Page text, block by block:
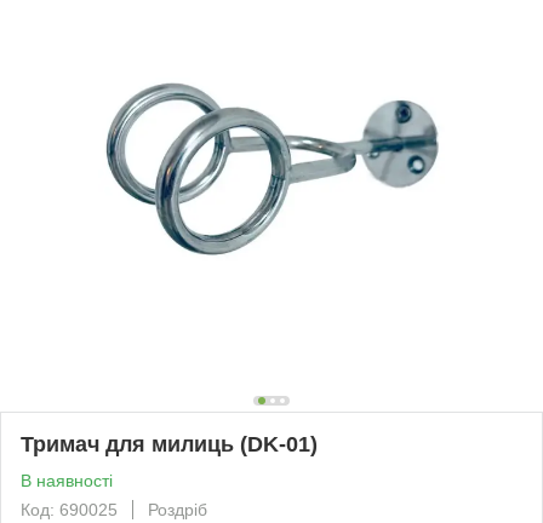
Тримач для милиць (DK-01)
В наявності
Код: 690025
Роздріб